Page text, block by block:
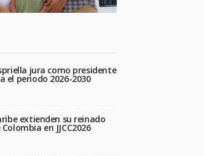
jura como presidente
el periodo 2026-2030
extienden su reinado
en JJCC2026